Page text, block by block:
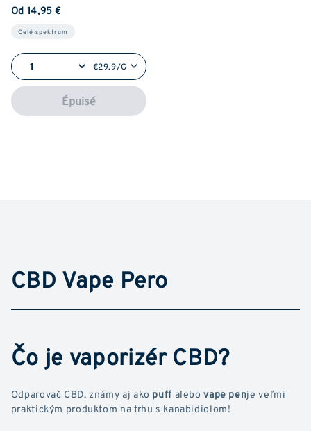
Od 14,95 €
Celé spektrum
€29.9/G
Épuisé
CBD Vape Pero
Čo je vaporizér CBD?
Odparovač CBD, známy aj ako puff alebovape penje veľmi
praktickým produktom na trhu s kanabidiolom!